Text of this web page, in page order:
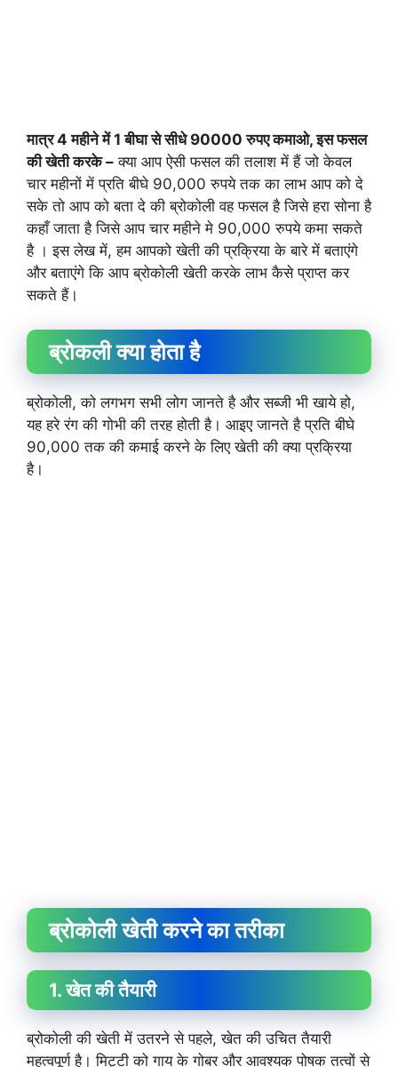
मात्र 4 महीने में 1 बीघा से सीधे 90000 रुपए कमाओ, इस फसल
की खेती करके – क्या आप ऐसी फसल की तलाश में हैं जो केवल
चार महीनों में प्रति बीघे 90,000 रुपये तक का लाभ आप को दे
सके तो आप को बता दे की ब्रोकोली वह फसल है जिसे हरा सोना है
कहाँ जाता है जिसे आप चार महीने मे 90,000 रुपये कमा सकते
है । इस लेख में, हम आपको खेती की प्रक्रिया के बारे में बताएंगे
और बताएंगे कि आप ब्रोकोली खेती करके लाभ कैसे प्राप्त कर
सकते हैं।
ब्रोकली क्या होता है
ब्रोकोली, को लगभग सभी लोग जानते है और सब्जी भी खाये हो,
यह हरे रंग की गोभी की तरह होती है। आइए जानते है प्रति बीघे
90,000 तक की कमाई करने के लिए खेती की क्या प्रक्रिया
है।
ब्रोकोली खेती करने का तरीका
1. खेत की तैयारी
ब्रोकोली की खेती में उतरने से पहले, खेत की उचित तैयारी
महत्वपूर्ण है। मिट्टी को गाय के गोबर और आवश्यक पोषक तत्वों से